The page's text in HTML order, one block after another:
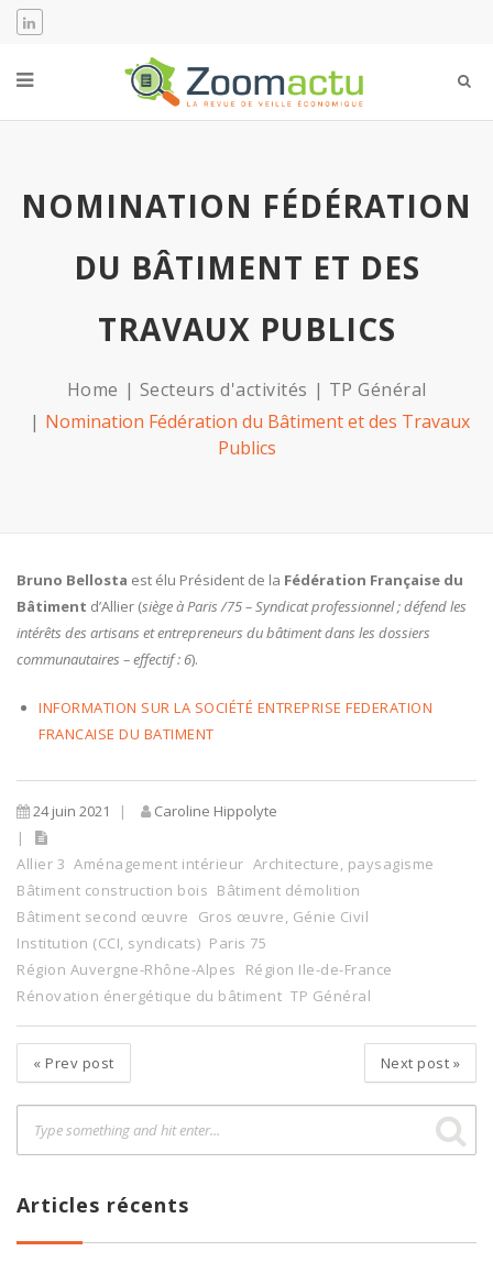
NOMINATION FÉDÉRATION
DU BÂTIMENT ET DES
TRAVAUX PUBLICS
Home Secteurs d'activités
TP Général
Nomination Fédération du Bâtiment et des Travaux
Publics
Bruno Bellosta est élu Président de la Fédération Française du
Bâtiment d’Allier (siège à Paris /75 – Syndicat professionnel ; défend les
intérêts des artisans et entrepreneurs du bâtiment dans les dossiers
communautaires – effectif : 6).
INFORMATION SUR LA SOCIÉTÉ ENTREPRISE FEDERATION
FRANCAISE DU BATIMENT
24 juin 2021 Caroline Hippolyte
Allier 3 Aménagement intérieur Architecture, paysagisme
Bâtiment construction bois Bâtiment démolition
Bâtiment second œuvre
Gros œuvre, Génie Civil
Institution (CCI, syndicats) Paris 75
Région Auvergne-Rhône-Alpes
Région Ile-de-France
Rénovation énergétique du bâtiment TP Général
« Prev post Next post »
Articles récents